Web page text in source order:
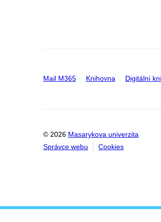
Mail M365 Knihovna Digitální
© 2026 Masarykova univerzita
Správce webu
Cookies